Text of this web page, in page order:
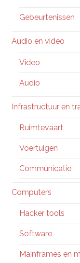
Gebeurtenissen
Audio en video
Video
Audio
Infrastructuur en
Ruimtevaart
Voertuigen
Communicatie
Computers
Hacker tools
Software
Mainframes en